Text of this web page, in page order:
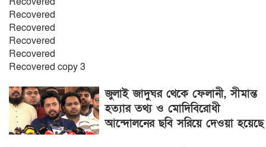
জুলাই জাদুঘর থেকে ফেলানী, সীমান্ত
হত্যার তথ্য ও মোদিবিরোধী
আন্দোলনের ছবি সরিয়ে দেওয়া হয়েছে